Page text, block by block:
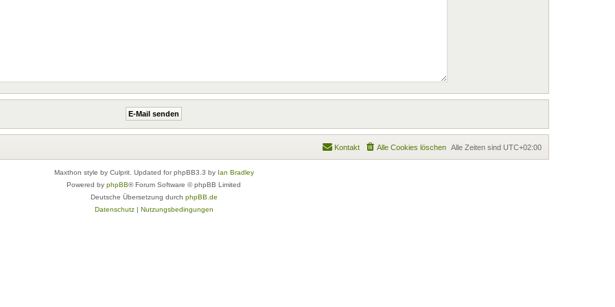
Alle Zeiten sind UTC+02:00
Alle Cookies löschen
Kontakt
Maxthon style by Culprit. Updated for phpBB3.3 by Ian Bradley
Powered by phpBB® Forum Software © phpBB Limited
Deutsche Übersetzung durch phpBB.de
Datenschutz| Nutzungsbedingungen